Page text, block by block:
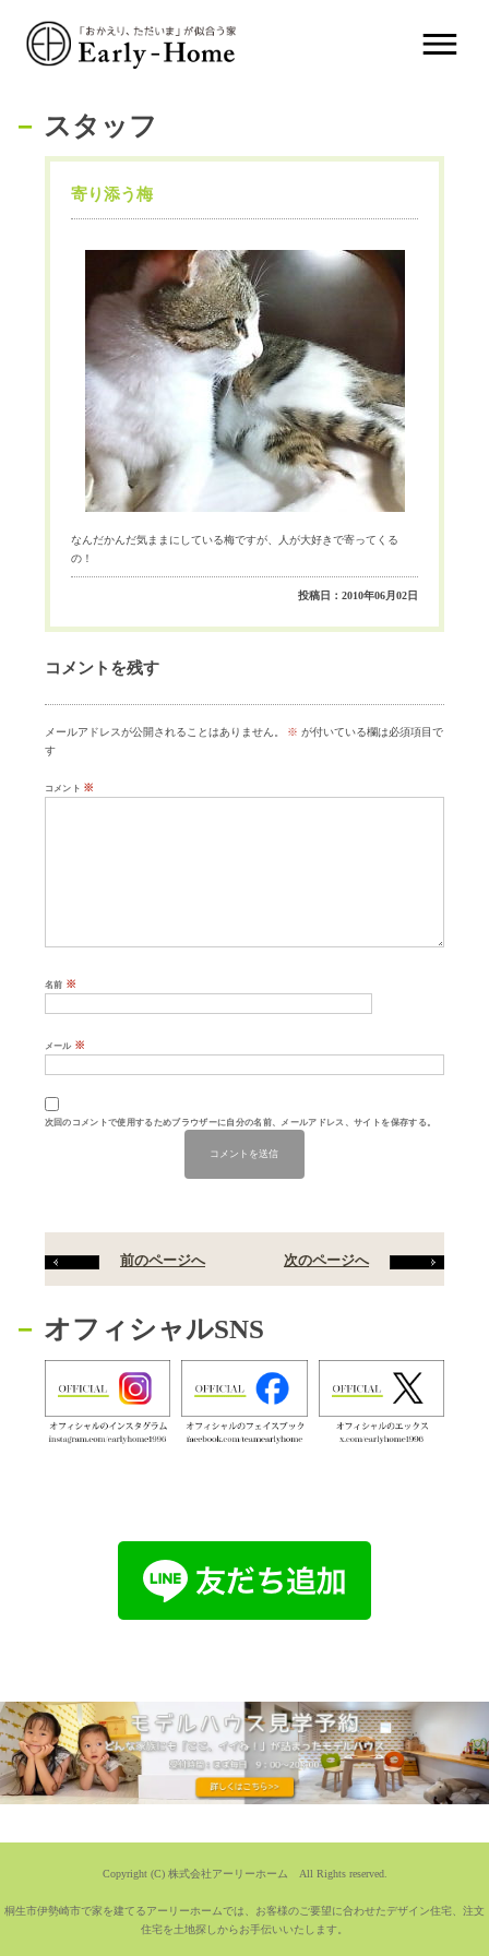
スタッフ
寄り添う梅
なんだかんだ気ままにしている梅ですが、人が大好きで寄ってくる
の！
投稿日：2010年06月02日
コメントを残す
メールアドレスが公開されることはありません。 ※ が付いている欄は必須項目で
す
コメント ※
名前 ※
メール ※
次回のコメントで使用するためブラウザーに自分の名前、メールアドレス、サイトを保存する。
次のページへ
前のページへ
オフィシャルSNS
Copyright (C) 株式会社アーリーホーム All Rights reserved.
桐生市伊勢崎市で家を建てるアーリーホームでは、お客様のご要望に合わせたデザイン住宅、注文
住宅を土地探しからお手伝いいたします。